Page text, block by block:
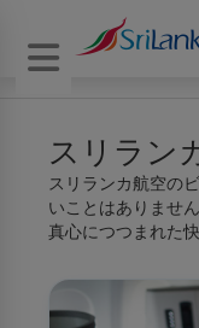
Toggle
スリラン
スリランカ航空の
いことはありませ
真心につつまれた